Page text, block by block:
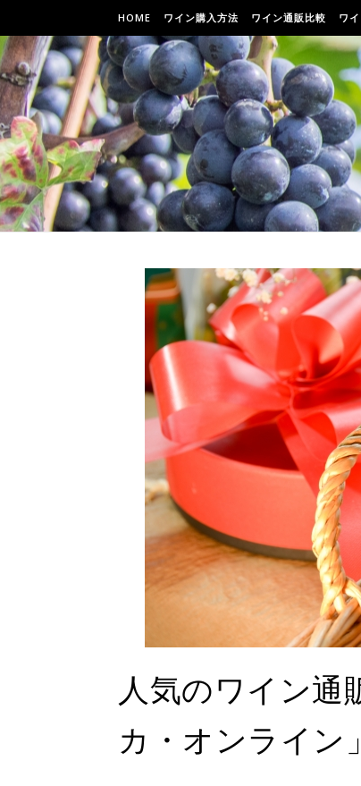
HOME ワイン購入方法 ワイン通販比較 ワ
人気のワイン通
カ・オンライン